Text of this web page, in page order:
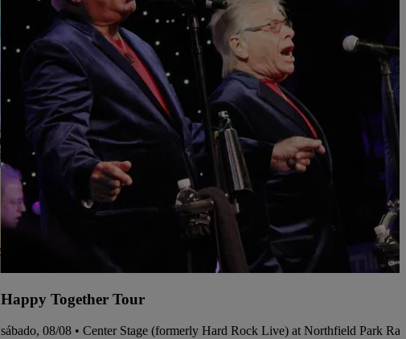
Happy Together Tour
sábado, 08/08 • Center Stage (formerly Hard Rock Live) at Northfield Park